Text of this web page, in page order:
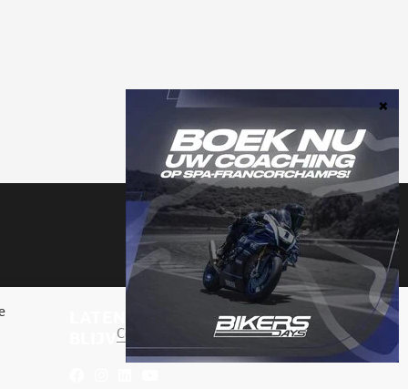
LATEN WE IN CONTACT
BLIJVENCookie-instellingen
ACCEPTEER